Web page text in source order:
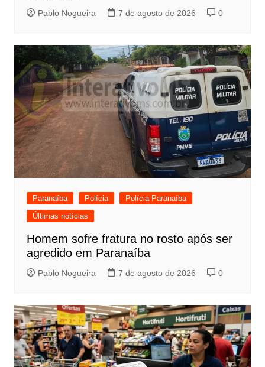
Pablo Nogueira 7 de agosto de 2026 0
Paranaíba Polícia
Polícia Paranaíba
Últimas notícias
Homem sofre fratura no rosto após ser
agredido em Paranaíba
Pablo Nogueira 7 de agosto de 2026 0